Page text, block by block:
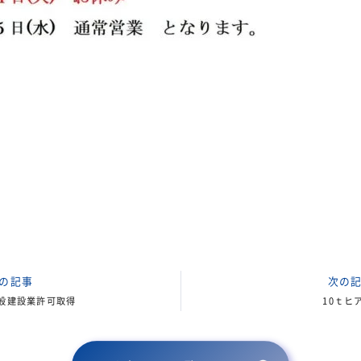
記事
建設業許可取得
次の
10ｔヒ